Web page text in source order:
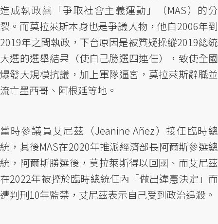
造成執政黨「爭取社會主義運動」（MAS）的分
裂。而莫拉萊斯本身也是爭議人物，他自2006年到
2019年之間執政，下台原因是被質疑操縱2019總統
大選的選舉結果（使自己勝選四連任），致使全國
爆發大規模抗議，加上軍隊逼宮，莫拉萊斯辭職並
流亡墨西哥、阿根廷等地。
當時參議員艾尼茲（Jeanine Añez）接任臨時總
統，其後MAS在2020年推派經濟部長阿爾斯參選總
統，阿爾斯勝選後，莫拉萊斯得以回國、而艾尼茲
在2022年被控於臨時總統任內「做出違憲決定」而
遭判刑10年監禁，艾尼茲表示自己受到政治追殺。